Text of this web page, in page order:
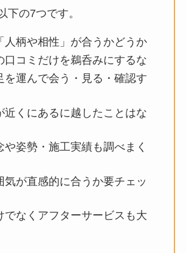
下の7つです。
人柄や相性」が合うかどうか
口コミだけを鵜呑みにするな
を運んで会う・見る・確認す
近くにあるに越したことはな
や姿勢・施工実績も調べまく
気が直感的に合うか要チェッ
でなくアフターサービスも大